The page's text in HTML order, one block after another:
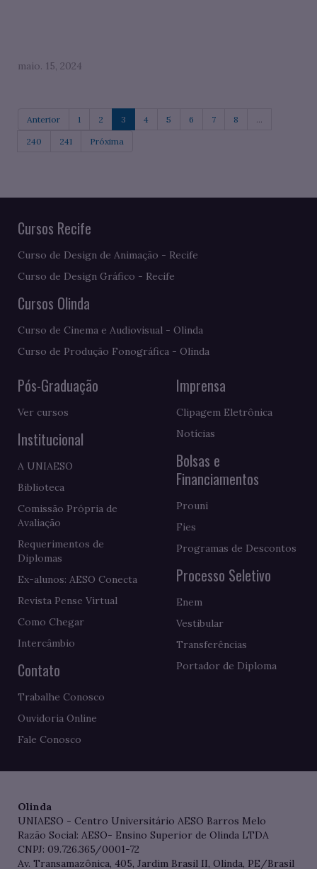
maio. 15, 2024
Anterior 1 2 3 4 5 6 7 8 ...
240 241 Próxima
Cursos Recife
Curso de Design de Animação - Recife
Curso de Design Gráfico - Recife
Cursos Olinda
Curso de Cinema e Audiovisual - Olinda
Curso de Produção Fonográfica - Olinda
Pós-Graduação
Ver cursos
Institucional
A UNIAESO
Biblioteca
Comissão Própria de
Avaliação
Requerimentos de
Diplomas
Ex-alunos: AESO Conecta
Revista Pense Virtual
Como Chegar
Intercâmbio
Contato
Trabalhe Conosco
Ouvidoria Online
Fale Conosco
Imprensa
Clipagem Eletrônica
Notícias
Bolsas e
Financiamentos
Prouni
Fies
Programas de Descontos
Processo Seletivo
Enem
Vestibular
Transferências
Portador de Diploma
Olinda
UNIAESO - Centro Universitário AESO Barros Melo
Razão Social: AESO- Ensino Superior de Olinda LTDA
CNPJ: 09.726.365/0001-72
Av. Transamazônica, 405, Jardim Brasil II, Olinda, PE/Brasil